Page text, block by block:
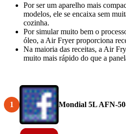
Por ser um aparelho mais
modelos, ele se encaixa sem
cozinha.
Por simular muito bem o
óleo, a Air Fryer proporciona
Na maioria das receitas, a Air
muito mais rápido do que a
1 Mondial 5L AFN-